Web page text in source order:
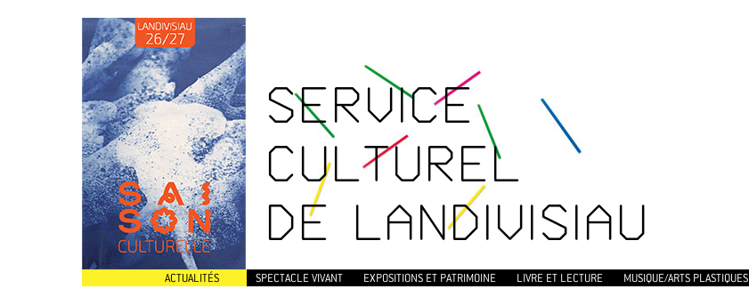
SERVICE
CULTUREL
DE LANDIVISIAU
ACTUALITÉS SPECTACLE VIVANT EXPOSITIONS ET PATRIMOINE LIVRE ET LECTURE MUSIQUE/ARTS PLASTIQUES